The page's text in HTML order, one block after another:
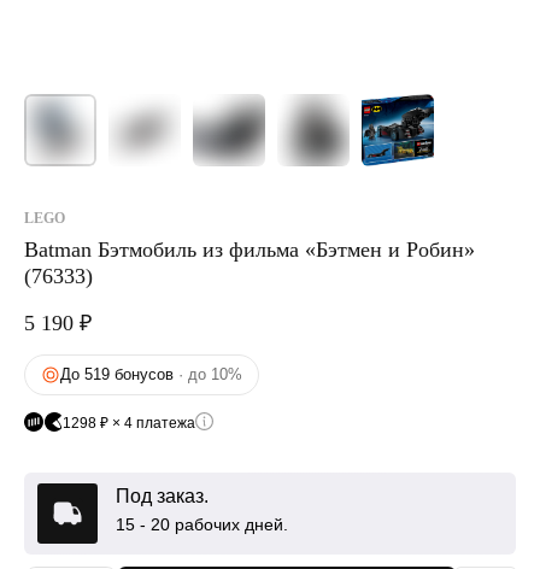
Batman Бэтмобиль из фильма «Бэтмен и Робин»
(76333)
LEGO
5 190 ₽
До 519 бонусов · до 10%
1298 ₽ × 4 платежа
Под заказ.
15 - 20 рабочих дней.